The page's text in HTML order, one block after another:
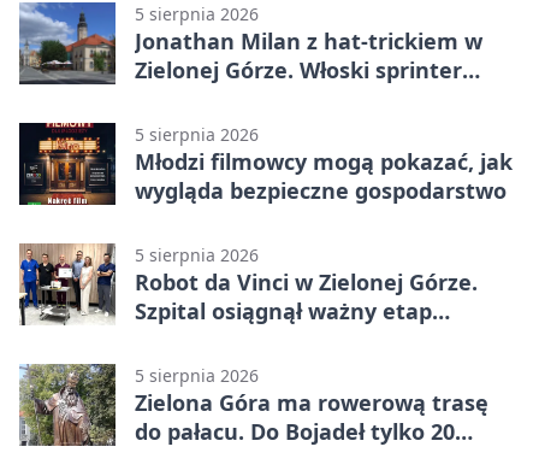
5 sierpnia 2026
Jonathan Milan z hat-trickiem w
Zielonej Górze. Włoski sprinter
5 sierpnia 2026
Młodzi filmowcy mogą pokazać, jak
wygląda bezpieczne gospodarstwo
5 sierpnia 2026
Robot da Vinci w Zielonej Górze.
Szpital osiągnął ważny etap
5 sierpnia 2026
Zielona Góra ma rowerową trasę
do pałacu. Do Bojadeł tylko 20